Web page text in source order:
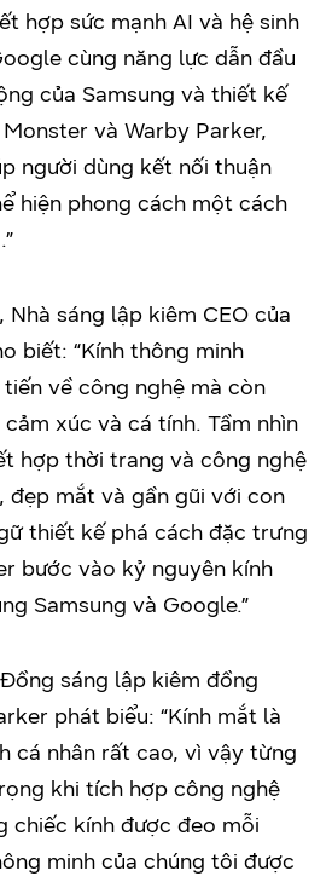
hợp sức mạnh AI và hệ sinh
cùng năng lực dẫn đầu
của Samsung và thiết kế
và Warby Parker,
người dùng kết nối thuận
hiện phong cách một cách
Nhà sáng lập kiêm CEO của
biết: “Kính thông minh
về công nghệ mà còn
xúc và cá tính. Tầm nhìn
hợp thời trang và công nghệ
đẹp mắt và gần gũi với con
thiết kế phá cách đặc trưng
bước vào kỷ nguyên kính
Samsung và Google.”
sáng lập kiêm đồng
phát biểu: “Kính mắt là
cá nhân rất cao, vì vậy từng
khi tích hợp công nghệ
chiếc kính được đeo mỗi
minh của chúng tôi được